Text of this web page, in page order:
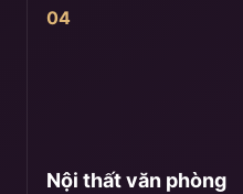
04
Nội thất văn phòng